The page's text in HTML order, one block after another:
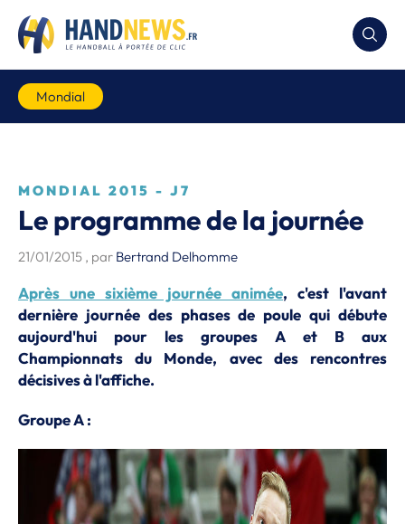
Mondial
MONDIAL 2015 - J7
Le programme de la journée
21/01/2015 , par Bertrand Delhomme
Après une sixième journée animée, c'est l'avant
dernière journée des phases de poule qui débute
aujourd'hui pour les groupes A et B aux
Championnats du Monde, avec des rencontres
décisives à l'affiche.
Groupe A :